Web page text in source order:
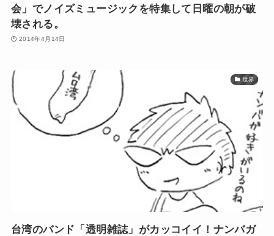
会」でノイズミュージックを特集して日曜の朝が破
壊される。
2014年4月14日
世界
台湾のバンド「透明雑誌」がカッコイイ！ナンバガ